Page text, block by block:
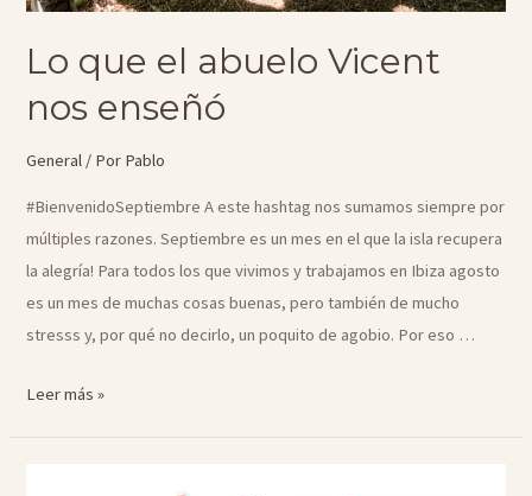
Lo que el abuelo Vicent
nos enseñó
General / Por Pablo
#BienvenidoSeptiembre A este hashtag nos sumamos siempre por
múltiples razones. Septiembre es un mes en el que la isla recupera
la alegría! Para todos los que vivimos y trabajamos en Ibiza agosto
es un mes de muchas cosas buenas, pero también de mucho
stresss y, por qué no decirlo, un poquito de agobio. Por eso …
Lo
Leer más »